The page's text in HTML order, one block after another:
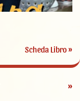
Scheda Libro »
»